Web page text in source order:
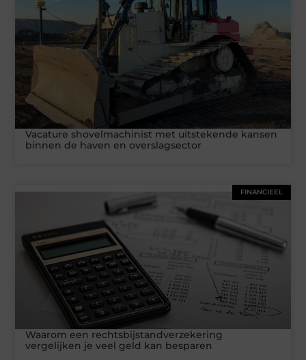
Vacature shovelmachinist met uitstekende kansen
binnen de haven en overslagsector
FINANCIEEL
Waarom een rechtsbijstandverzekering
vergelijken je veel geld kan besparen